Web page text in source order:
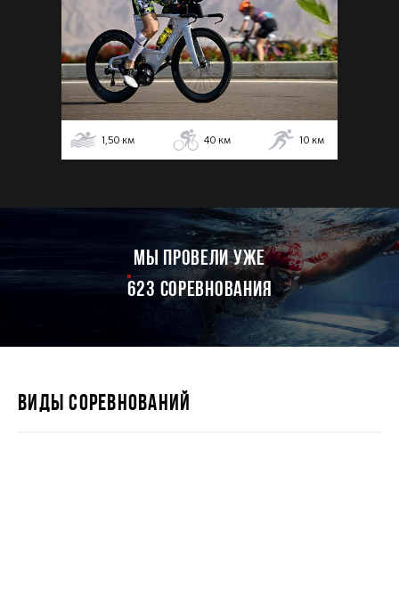
1,50 км 40 км 10 км
мы провели уже
623 соревнования
ВИДЫ СОРЕВНОВАНИЙ